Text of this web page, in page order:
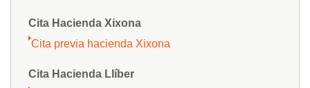
Cita Hacienda Xixona
Cita previa hacienda Xixona
Cita Hacienda Llíber